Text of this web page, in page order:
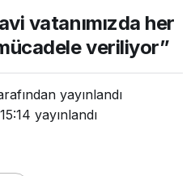
için mücadele veriliyor”
vatanımızda her
veriliyor”
yayınlandı
yayınlandı